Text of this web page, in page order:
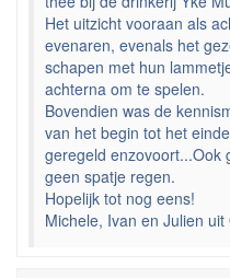
Het uitzicht vooraan als
evenaren, evenals het
schapen met hun
achterna om te spelen.
Bovendien was de
van het begin tot het
geregeld enzovoort...Ook
geen spatje regen.
Hopelijk tot nog eens!
Michele, Ivan en Julien